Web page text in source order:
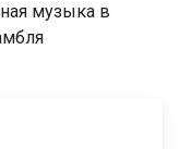
музыка в